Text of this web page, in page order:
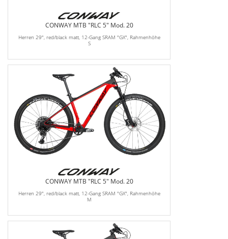
CONWAY MTB "RLC 5" Mod. 20
Herren 29", red/black matt, 12-Gang SRAM "GX", Rahmenhöhe
S
CONWAY MTB "RLC 5" Mod. 20
Herren 29", red/black matt, 12-Gang SRAM "GX", Rahmenhöhe
M